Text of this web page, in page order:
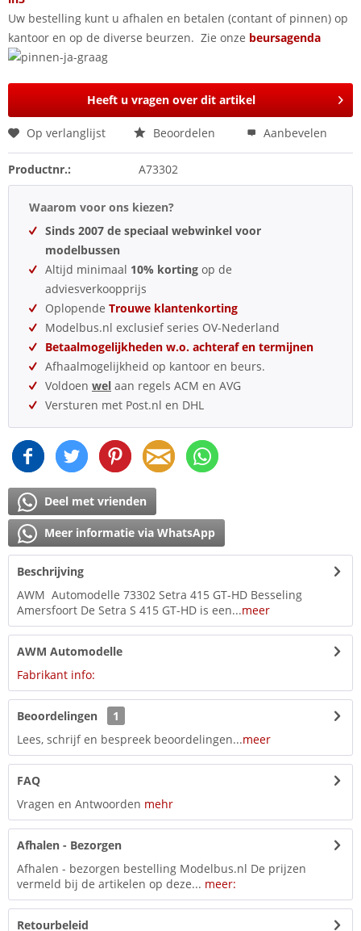
Uw bestelling kunt u afhalen en betalen (contant of pinnen) op
kantoor en op de diverse beurzen. Zie onze beursagenda
Heeft u vragen over dit artikel
Op verlanglijst Beoordelen Aanbevelen
Productnr.: A73302
Waarom voor ons kiezen?
Sinds 2007 de speciaal webwinkel voor
modelbussen
Altijd minimaal 10% korting op de
adviesverkoopprijs
Oplopende Trouwe klantenkorting
Modelbus.nl exclusief series OV-Nederland
Betaalmogelijkheden w.o. achteraf en termijnen
Afhaalmogelijkheid op kantoor en beurs.
Voldoen wel aan regels ACM en AVG
Versturen met Post.nl en DHL
Deel met vrienden
Meer informatie via WhatsApp
Beschrijving
AWM Automodelle 73302 Setra 415 GT-HD Besseling
Amersfoort De Setra S 415 GT-HD is een...meer
AWM Automodelle
Fabrikant info:
Beoordelingen
1
Lees, schrijf en bespreek beoordelingen...meer
FAQ
Vragen en Antwoorden mehr
Afhalen - Bezorgen
Afhalen - bezorgen bestelling Modelbus.nl De prijzen
vermeld bij de artikelen op deze... meer:
Retourbeleid